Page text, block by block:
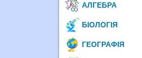
АЛГЕБРА
БІОЛОГІЯ
ГЕОГРАФІЯ